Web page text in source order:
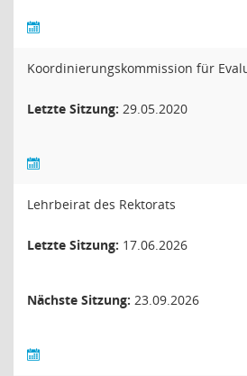
Koordinierungskommission für
Letzte Sitzung: 29.05.2020
Lehrbeirat des Rektorats
Letzte Sitzung: 17.06.2026
Nächste Sitzung: 23.09.2026